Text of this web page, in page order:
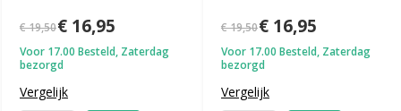
€ 19,50€ 16,95
Voor 17.00 Besteld, Zaterdag
bezorgd
Vergelijk
€ 19,50€ 16,95
Voor 17.00 Besteld, Zaterdag
bezorgd
Vergelijk